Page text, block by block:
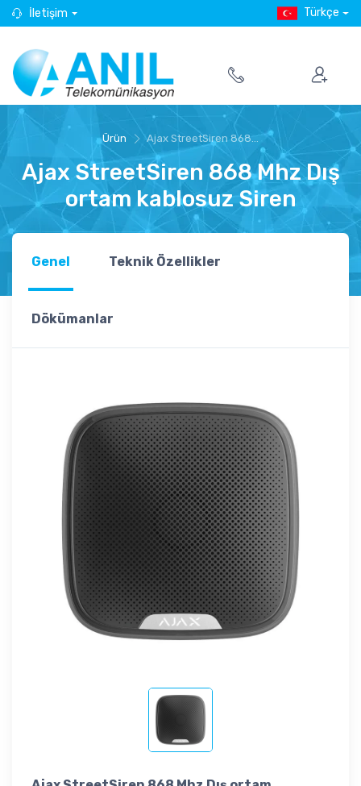
İletişim Türkçe
Ürün Ajax StreetSiren 868...
Ajax StreetSiren 868 Mhz Dış
ortam kablosuz Siren
Genel Teknik Özellikler
Dökümanlar